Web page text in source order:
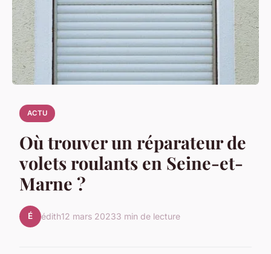
ACTU
Où trouver un réparateur de
volets roulants en Seine-et-
Marne ?
É édith12 mars 20233 min de lecture